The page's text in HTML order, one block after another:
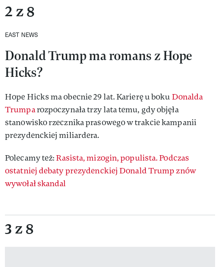
2 z 8
EAST NEWS
Donald Trump ma romans z Hope
Hicks?
Hope Hicks ma obecnie 29 lat. Karierę u bokuDonalda
Trumparozpoczynała trzy lata temu, gdy objęła
stanowisko rzecznika prasowego w trakcie kampanii
prezydenckiej miliardera.
Polecamy też:Rasista, mizogin, populista. Podczas
ostatniej debaty prezydenckiej Donald Trump znów
wywołał skandal
3 z 8